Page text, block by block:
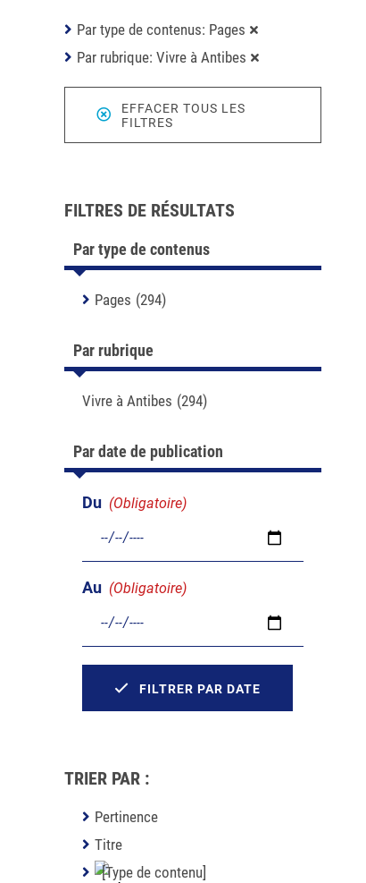
Par type de contenus: Pages
Par rubrique: Vivre à Antibes
EFFACER TOUS LES
FILTRES
FILTRES DE RÉSULTATS
Par type de contenus
Pages (294)
Par rubrique
Vivre à Antibes (294)
Par date de publication
Du (Obligatoire)
Au (Obligatoire)
FILTRER PAR DATE
TRIER PAR :
Pertinence
Titre
[Type de contenu]